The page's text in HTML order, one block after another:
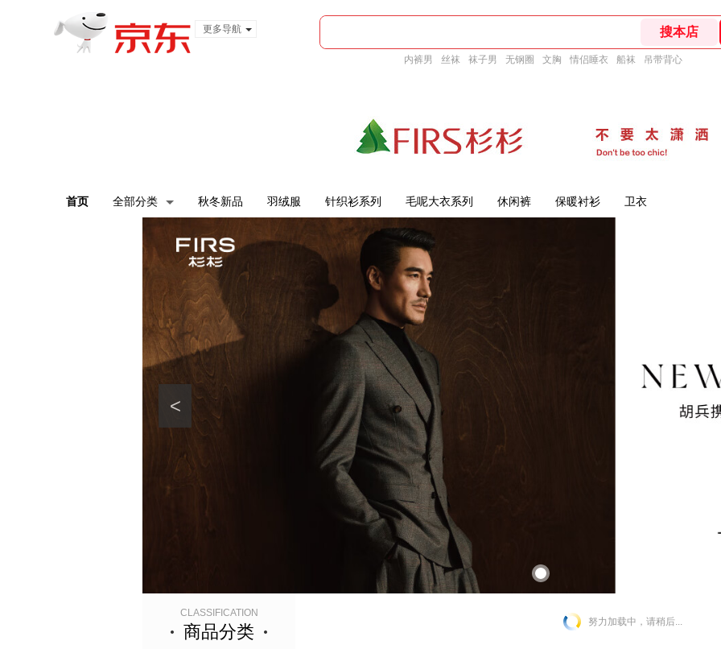
更多导航
内裤男 丝袜 袜子男 无钢圈 文胸 情侣睡衣 船袜 吊带背心
首页 全部分类 秋冬新品 羽绒服 针织衫系列 毛呢大衣系列 休闲裤 保暖衬衫 卫衣
<
CLASSIFICATION
商品分类 努力加载中，请稍后...